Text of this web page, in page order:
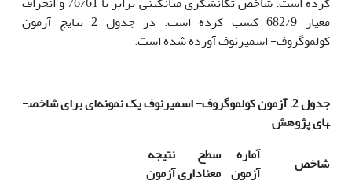
معیار 682/9 کسب کرده است. در جدول 2 نتایج آزمون
کولموگروف- اسمیرنوف آورده شده است.
جدول 2. آزمون کولموگروف- اسمیرنوف یک نمونه‌ای برای شاخص­
های پژوهش
شاخص
آماره
آزمون
سطح
معناداری
نتیجه
آزمون